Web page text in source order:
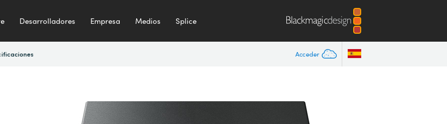
Desarrolladores Empresa Medios Splice
Acceder